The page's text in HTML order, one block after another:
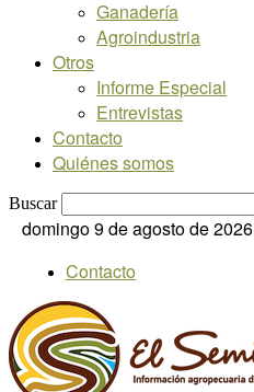
Ganadería
Agroindustria
Otros
Informe Especial
Entrevistas
Contacto
Quiénes somos
Buscar
domingo 9 de agosto de 2026
Contacto